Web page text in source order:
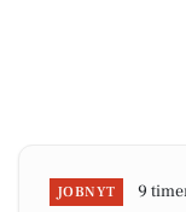
JOBNYT 9